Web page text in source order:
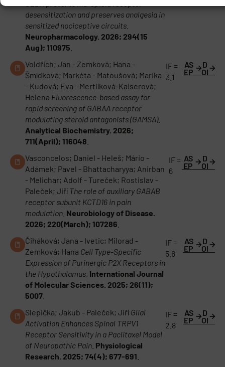
desensitization and preserves analgesia in
sensitized nociceptive circuits
Neuropharmacology. 2026; 294(15
Aug); 110975
Voldřich; Jan - Zemková; Hana -
Šmídková; Markéta - Matoušová; Marika
- Kudová; Eva - Mertlíková-Kaiserová;
Helena Fluorescence-based assay for
rapid screening of GABAA receptor
modulating steroid antagonists (GAMSA).
Analytical Biochemistry. 2026;
711(April); 116048
IF =
3.1
AS
EP
D
OI
Vasconcelos; Daniel - Heleš; Mário -
Adámek; Pavel - Bhattacharyya; Anirban
- Melichar; Adolf - Tureček; Rostislav -
Paleček; Jiří The role of auxiliary GABAB
receptor subunit KCTD16 in pain
modulation Neurobiology of Disease.
2026; 220(March); 107286
IF =
6
AS
EP
D
OI
Čiháková; Jana - Ivetic; Milorad -
Zemková; Hana Cell Type-Specific
Expression of Purinergic P2X Receptors in
the Hypothalamus International Journal
of Molecular Sciences. 2025; 26(11);
5007
IF =
5.6
AS
EP
D
OI
Slepička; Jakub - Paleček; Jiří Glial
Activation Enhances Spinal TRPV1
Receptor Sensitivity in a Paclitaxel Model
of Neuropathic Pain Physiological
Research. 2025; 74(4); 677-691
IF =
2.8
AS
EP
D
OI